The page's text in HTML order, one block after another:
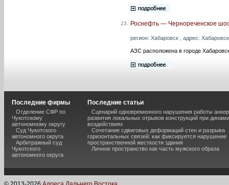
23. Роснефть — Чернореченское
регион: Хабаровск , адрес:
АЗС расположена в городе
Последние фирмы
Отделение СФР по
Чукотскому
автономному округу
Суд Чукотского
автономного округа
Арбитражный суд
Чукотского
автономного округа
Последние статьи
Сценарий одновременного нарушения работы
развития локальных отрывов конструкций при
воздействиях
Сочетание сдвиговых деформаций стен и разрыва
горизонтальных связей: как фиксируется нарушение
пространственной жесткости здания
Личное пространство как часть мужского образа